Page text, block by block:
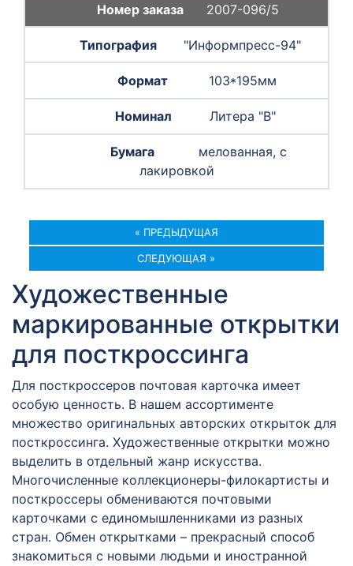
2007-096/5
"Информпресс-94"
103*195мм
Литера "B"
мелованная, с
лакировкой
« ПРЕДЫДУЩАЯ
СЛЕДУЮЩАЯ »
Художественные
маркированные открытки
для посткроссинга
Для посткроссеров почтовая карточка имеет
особую ценность. В нашем ассортименте
множество оригинальных авторских открыток для
посткроссинга. Художественные открытки можно
выделить в отдельный жанр искусства.
Многочисленные коллекционеры-филокартисты и
посткроссеры обмениваются почтовыми
карточками с единомышленниками из разных
стран. Обмен открытками – прекрасный способ
знакомиться с новыми людьми и иностранной